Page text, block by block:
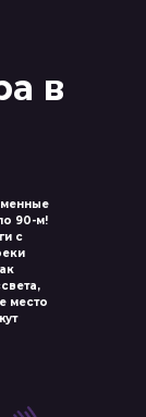
в
90-м!
с
место